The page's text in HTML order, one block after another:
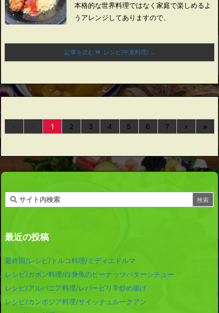
本格的な世界料理ではなく家庭で楽しめるよ
うアレンジしてありますので、
記事を読む レシピ/中東料理/ ...
1 2 3 4 5 6 7 › »
最近の投稿
最終回/レシピ/トルコ料理/ミディエドルマ
レシピ/ガボン料理/白身魚のピーナッツバターシチュー
レシピ/アルバニア料理/レバーピリ辛炒め揚げ
レシピ/カンボジア料理/サイッチュルークアン